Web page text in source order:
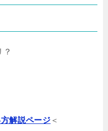
？
解説ページ ＜